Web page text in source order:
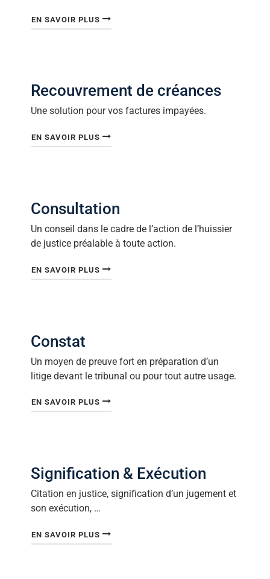
EN SAVOIR PLUS "MÉDIATION AMIABLE DE DETTES"
Recouvrement de créances
Une solution pour vos factures impayées.
EN SAVOIR PLUS "RECOUVREMENT DE CRÉANCES"
Consultation
Un conseil dans le cadre de l’action de l’huissier
de justice préalable à toute action.
EN SAVOIR PLUS "CONSULTATION"
Constat
Un moyen de preuve fort en préparation d’un
litige devant le tribunal ou pour tout autre usage.
EN SAVOIR PLUS "CONSTAT"
Signification & Exécution
Citation en justice, signification d’un jugement et
son exécution, …
EN SAVOIR PLUS "SIGNIFICATION & EXÉCUTION"